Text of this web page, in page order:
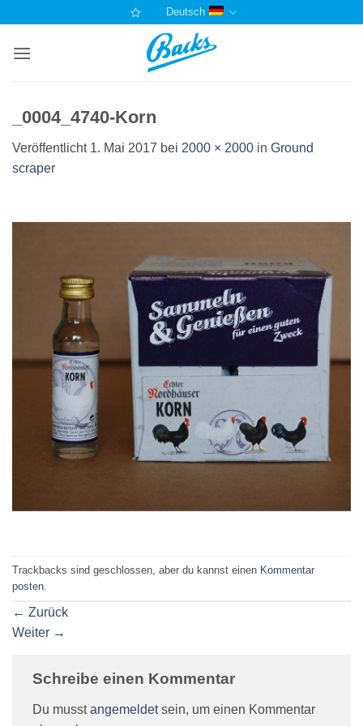
springen
Deutsch
_0004_4740-Korn
Veröffentlicht 1. Mai 2017 bei 2000 × 2000 in Ground
scraper
Trackbacks sind geschlossen, aber du kannst einen Kommentar
posten
← Zurück
Weiter →
Schreibe einen Kommentar
Du musstangemeldetsein, um einen Kommentar